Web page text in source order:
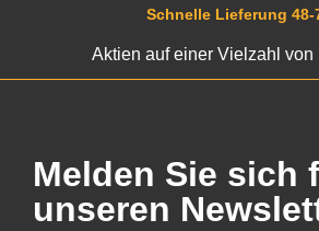
Schnelle Lieferung 48-
Aktien auf einer Vielzahl von
Melden Sie sich
unseren